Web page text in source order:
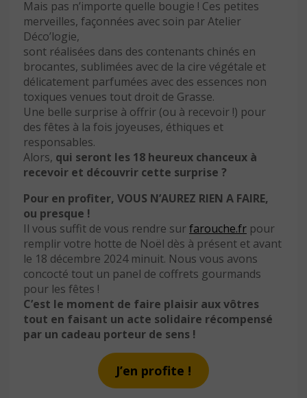
Mais pas n’importe quelle bougie ! Ces petites
merveilles, façonnées avec soin par Atelier
Déco’logie,
sont réalisées dans des contenants chinés en
brocantes, sublimées avec de la cire végétale et
délicatement parfumées avec des essences non
toxiques venues tout droit de Grasse.
Une belle surprise à offrir (ou à recevoir !) pour
des fêtes à la fois joyeuses, éthiques et
responsables.
Alors, qui seront les 18 heureux chanceux à
recevoir et découvrir cette surprise ?
Pour en profiter, VOUS N’AUREZ RIEN A FAIRE,
ou presque !
Il vous suffit de vous rendre surfarouche.fr pour
remplir votre hotte de Noël dès à présent et avant
le 18 décembre 2024 minuit. Nous vous avons
concocté tout un panel de coffrets gourmands
pour les fêtes !
C’est le moment de faire plaisir aux vôtres
tout en faisant un acte solidaire récompensé
par un cadeau porteur de sens !
J’en profite !